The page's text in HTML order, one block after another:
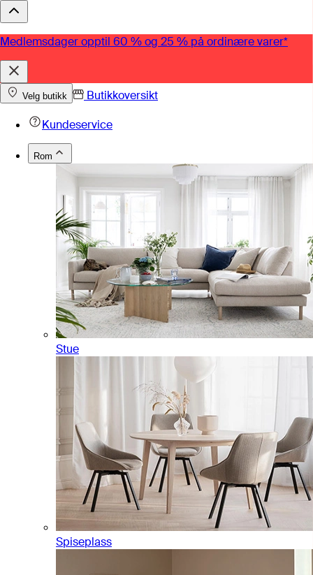
Medlemsdager opptil 60 % og 25 % på ordinære varer*
Velg butikk
Butikkoversikt
Kundeservice
Rom
Stue
Spiseplass